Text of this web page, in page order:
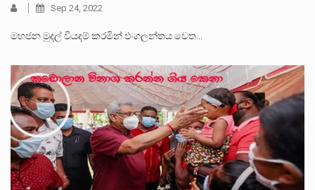
Sep 24, 2022
මහජන මුදල් වියදම් කරමින් එංගලන්තය වෙත…